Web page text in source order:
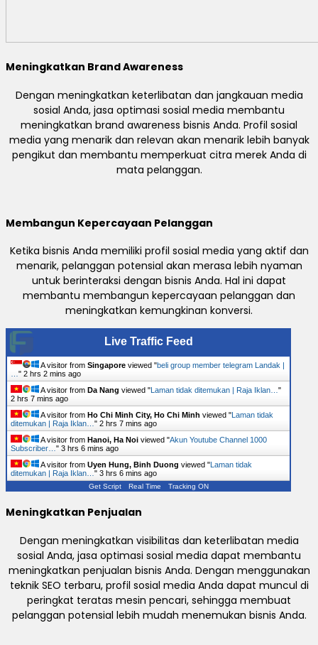
Meningkatkan Brand Awareness
Dengan meningkatkan keterlibatan dan jangkauan media
sosial Anda, jasa optimasi sosial media membantu
meningkatkan brand awareness bisnis Anda. Profil sosial
media yang menarik dan relevan akan menarik lebih banyak
pengikut dan membantu memperkuat citra merek Anda di
mata pelanggan.
Membangun Kepercayaan Pelanggan
Ketika bisnis Anda memiliki profil sosial media yang aktif dan
menarik, pelanggan potensial akan merasa lebih nyaman
untuk berinteraksi dengan bisnis Anda. Hal ini dapat
membantu membangun kepercayaan pelanggan dan
meningkatkan kemungkinan konversi.
Live Traffic Feed
A visitor from Singapore viewed "beli group member telegram Landak |
" 2 hrs 2 mins ago
A visitor from Da Nang viewed " Laman tidak ditemukan | Raja Iklan… "
2 hrs 7 mins ago
A visitor from Ho Chi Minh City, Ho Chi Minh viewed " Laman tidak
ditemukan | Raja Iklan… " 2 hrs 7 mins ago
A visitor from Hanoi, Ha Noi viewed "Akun Youtube Channel 1000
Subscriber… " 3 hrs 6 mins ago
A visitor from Uyen Hung, Binh Duong viewed " Laman tidak
ditemukan | Raja Iklan… " 3 hrs 6 mins ago
Get Script Real Time Tracking ON
Meningkatkan Penjualan
Dengan meningkatkan visibilitas dan keterlibatan media
sosial Anda, jasa optimasi sosial media dapat membantu
meningkatkan penjualan bisnis Anda. Dengan menggunakan
teknik SEO terbaru, profil sosial media Anda dapat muncul di
peringkat teratas mesin pencari, sehingga membuat
pelanggan potensial lebih mudah menemukan bisnis Anda.